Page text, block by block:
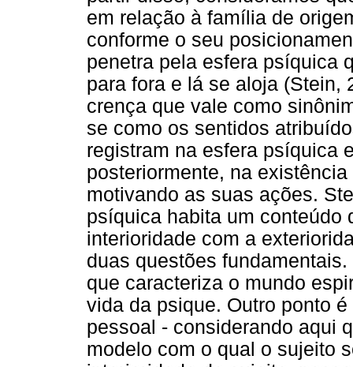
em relação à família de
conforme o seu
penetra pela esfera psíquica
para fora e lá se aloja (Stein,
crença que vale como
se como os sentidos
registram na esfera psíquica
posteriormente, na
motivando as suas ações.
psíquica habita um conteúdo
interioridade com a
duas questões
que caracteriza o mundo
vida da psique. Outro ponto
pessoal - considerando aqui
modelo com o qual o sujeito